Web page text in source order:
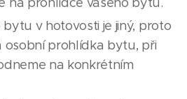
v hotovosti je jiný, proto
osobní prohlídka bytu, při
na konkrétním